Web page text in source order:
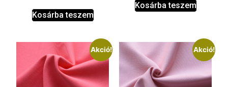
Kosárba teszem
Kosárba teszem
Akció! Akció!